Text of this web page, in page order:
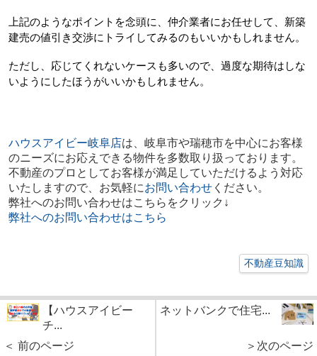
上記のようなポイントを念頭に、仲介業者にお任せして、新築
建売の値引き交渉にトライしてみるのもいいかもしれません。
ただし、応じてくれないケースも多いので、過度な期待はしな
いようにしたほうがいいかもしれません。
ハウスアイビー岐阜店は、岐阜市や瑞穂市を中心にお客様
のニーズにお応えできる物件を多数取り扱っております。
不動産のプロとしてお客様が満足していただけるよう対応
いたしますので、お気軽にお問い合わせください。
弊社へのお問い合わせはこちらをクリック↓
弊社へのお問い合わせはこちら
不動産豆知識
【ハウスアイビー
チ...
＜ 前のページ
ネットバンクで住宅...
＞次のページ